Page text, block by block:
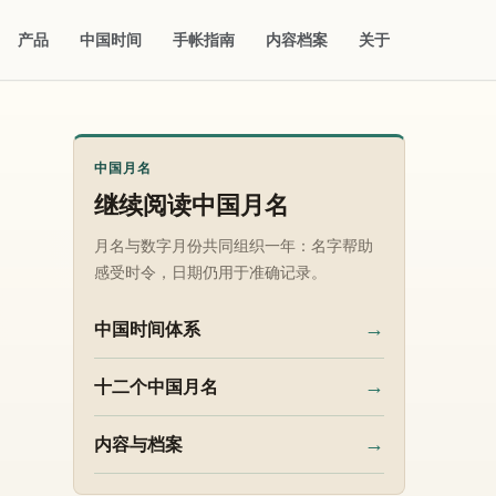
产品 中国时间 手帐指南 内容档案 关于
中国月名
继续阅读中国月名
月名与数字月份共同组织一年：名字帮助
感受时令，日期仍用于准确记录。
中国时间体系 →
十二个中国月名 →
内容与档案 →